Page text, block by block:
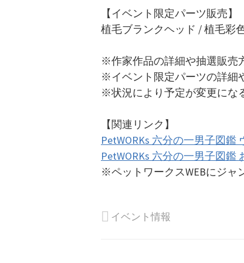
【イベント限定パーツ販売】
植毛ブランクヘッド / 植毛彩
※作家作品の詳細や抽選販売
※イベント限定パーツの詳細
※状況により予定が変更にな
【関連リンク】
PetWORKs 六分の一男子図鑑
PetWORKs 六分の一男子図鑑
※ペットワークスWEBにジャ
イベント情報